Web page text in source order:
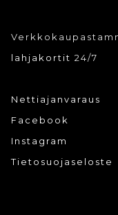
lahjakortit 24/7
Nettiajanvaraus
Facebook
Instagram
Tietosuojaseloste